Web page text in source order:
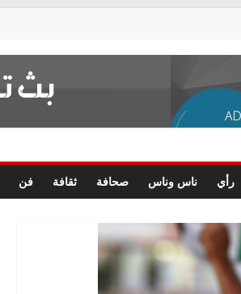
رأي ناس وناس صحافة ثقافة فن